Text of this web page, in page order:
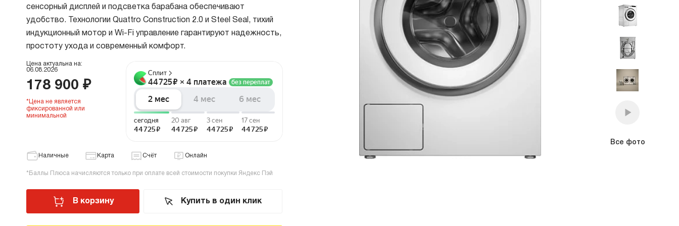
вентиляцию
Размером 120 см
Итальянские
Двухкамерные
Встраиваемые
Винные шкафы
Морозильники
Винные шкафы
Вакууматоры Elements
сенсорный дисплей и подсветка барабана обеспечивают
удобство. Технологии Quattro Construction 2.0 и Steel Seal, тихий
индукционный мотор и Wi-Fi управление гарантируют надежность,
простоту ухода и современный комфорт.
Цена актуальна на:
06.08.2026
178 900 ₽
*Цена не является
фиксированной или
минимальной
Наличные Карта Счёт Онлайн
*Баллы Плюса начисляются только при оплате всей стоимости покупки Яндекс Пэй
В корзину Купить в один клик
Все фото